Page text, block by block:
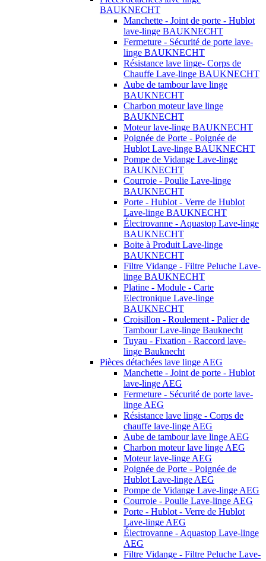
BAUKNECHT
Manchette - Joint de porte - Hublot
lave-linge BAUKNECHT
Fermeture - Sécurité de porte lave-
linge BAUKNECHT
Résistance lave linge- Corps de
Chauffe Lave-linge BAUKNECHT
Aube de tambour lave linge
BAUKNECHT
Charbon moteur lave linge
BAUKNECHT
Moteur lave-linge BAUKNECHT
Poignée de Porte - Poignée de
Hublot Lave-linge BAUKNECHT
Pompe de Vidange Lave-linge
BAUKNECHT
Courroie - Poulie Lave-linge
BAUKNECHT
Porte - Hublot - Verre de Hublot
Lave-linge BAUKNECHT
Électrovanne - Aquastop Lave-linge
BAUKNECHT
Boite à Produit Lave-linge
BAUKNECHT
Filtre Vidange - Filtre Peluche Lave-
linge BAUKNECHT
Platine - Module - Carte
Electronique Lave-linge
BAUKNECHT
Croisillon - Roulement - Palier de
Tambour Lave-linge Bauknecht
Tuyau - Fixation - Raccord lave-
linge Bauknecht
Pièces détachées lave linge AEG
Manchette - Joint de porte - Hublot
lave-linge AEG
Fermeture - Sécurité de porte lave-
linge AEG
Résistance lave linge - Corps de
chauffe lave-linge AEG
Aube de tambour lave linge AEG
Charbon moteur lave linge AEG
Moteur lave-linge AEG
Poignée de Porte - Poignée de
Hublot Lave-linge AEG
Pompe de Vidange Lave-linge AEG
Courroie - Poulie Lave-linge AEG
Porte - Hublot - Verre de Hublot
Lave-linge AEG
Électrovanne - Aquastop Lave-linge
AEG
Filtre Vidange - Filtre Peluche Lave-